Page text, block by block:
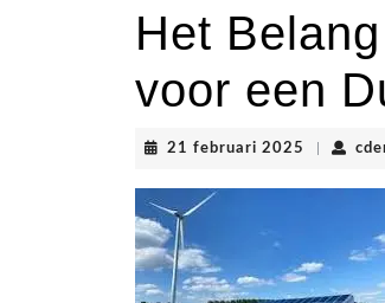
Het
voor een
21 februari 2025 21
2025